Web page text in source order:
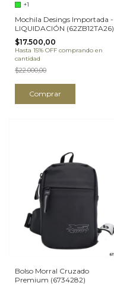
+1
Mochila Desings Importada -
LIQUIDACIÓN (62ZB12TA26)
$17.500,00
Hasta 15% OFF comprando en
cantidad
$22.000,00
Comprar
Bolso Morral Cruzado
Premium (6734282)